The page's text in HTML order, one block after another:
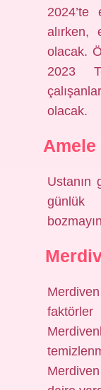
alırken,
olacak.
2023
olacak.
Ustanın
günlük